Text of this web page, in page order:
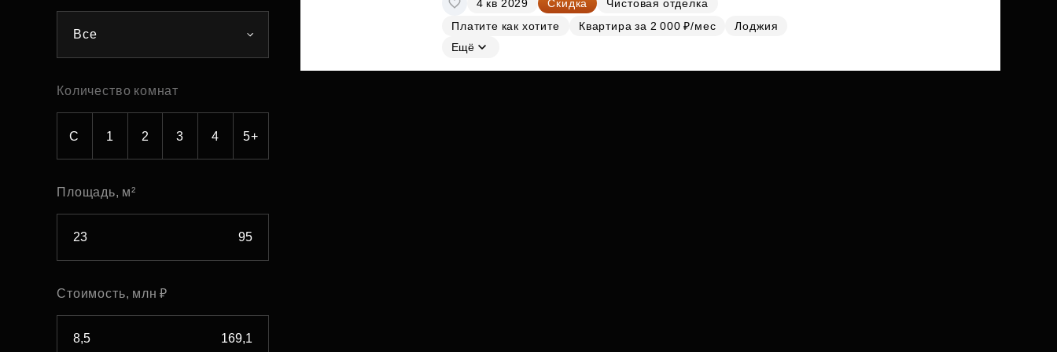
Субсидии
Все
Количество комнат
С 1 2 3 4 5+
Площадь, м²
Стоимость, млн ₽
4 кв 2029 Скидка
Чистовая отделка
Платите как хотите
Квартира за 2 000 ₽/мес
Лоджия
Ещё